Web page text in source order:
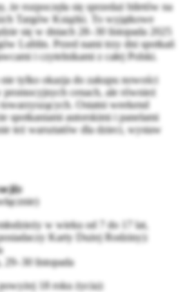
że rozpoczęła się sprzedaż biletów na
Targów Książki. To wyjątkowe
się w dniach 28–30 listopada 2025
Lublin. Przed nami trzy dni spotkań
i czytelnikami z całej Polski.
tylko okazja do zakupu nowości
cenach, ale również
Ostatni weekend
spotkaniami autorskimi i panelami
też warsztatów dla dzieci, wystaw
w wieku od 7 do 17 lat,
Karty Dużej Rodziny):
29–30 listopada
18 roku życia):